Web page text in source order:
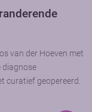
van der Hoeven met
diagnose
curatief geopereerd.